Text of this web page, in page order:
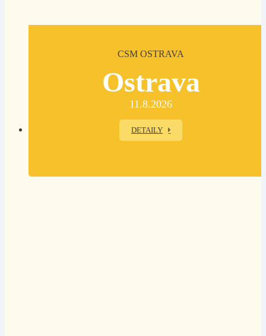
CSM OSTRAVA
Ostrava
11.8.2026
DETAILY